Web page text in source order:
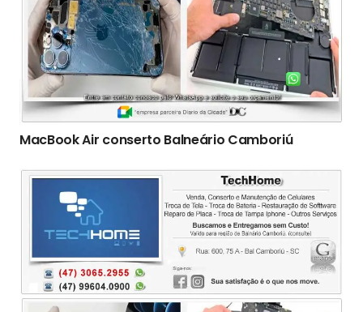
MacBook Air conserto Balneário Camboriú